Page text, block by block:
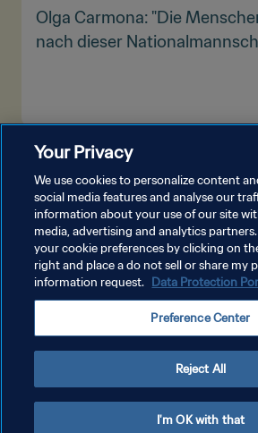
Olga Carmona: "Die
nach dieser
DATENSCHUTZ
NUTZUNGSBEDINGUNGEN
COOKIE-EINSTELLUNGEN VERWALTEN
Copyright © 1994 - 2026 FIFA. Alle Rechte vorbehalten.
Your Privacy
We use cookies to personalize content
social media features and analyse our
information about your use of our site
media, advertising and analytics
your cookie preferences by clicking on
right and place a do not sell or share my
information request. Data Protection
Preference Center
Reject All
I'm OK with that